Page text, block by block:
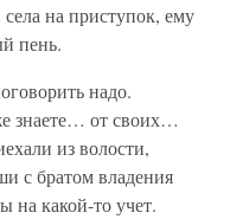
на приступок, ему
пень.
надо.
знаете… от своих…
из волости,
с братом владения
на какой-то учет.